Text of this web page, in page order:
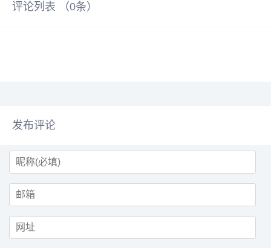
评论列表 （0条）
发布评论